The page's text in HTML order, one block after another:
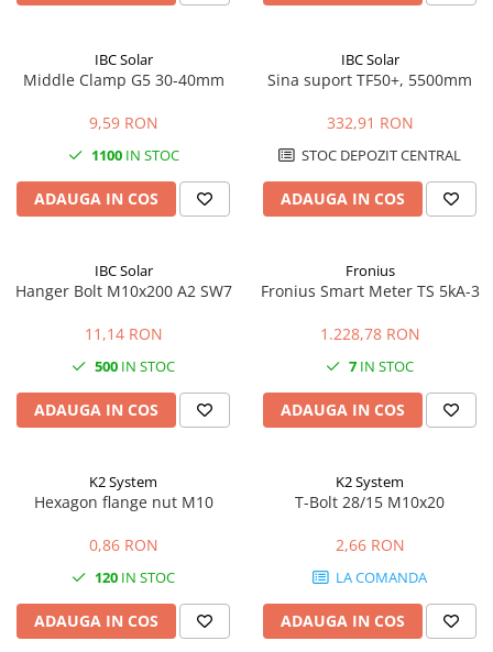
IBC Solar
Middle Clamp G5 30-40mm
9,59 RON
1100IN STOC
ADAUGA IN COS
IBC Solar
Sina suport TF50+, 5500mm
332,91 RON
STOC DEPOZIT CENTRAL
ADAUGA IN COS
IBC Solar
Hanger Bolt M10x200 A2 SW7
11,14 RON
500 IN STOC
ADAUGA IN COS
Fronius
Fronius Smart Meter TS 5kA-3
1.228,78 RON
7 IN STOC
ADAUGA IN COS
K2 System
Hexagon flange nut M10
0,86 RON
120 IN STOC
ADAUGA IN COS
K2 System
T-Bolt 28/15 M10x20
2,66 RON
LA COMANDA
ADAUGA IN COS